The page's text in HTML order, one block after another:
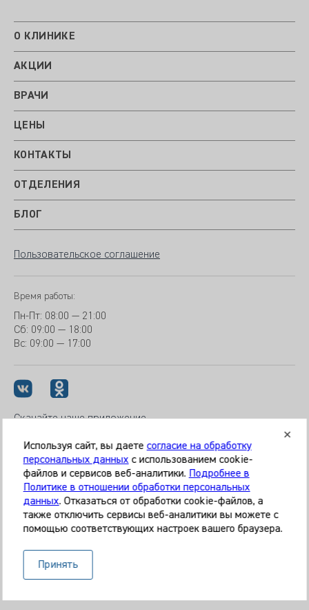
О КЛИНИКЕ
АКЦИИ
ВРАЧИ
ЦЕНЫ
КОНТАКТЫ
ОТДЕЛЕНИЯ
БЛОГ
Пользовательское соглашение
Время работы:
Пн-Пт: 08:00 — 21:00
Сб: 09:00 — 18:00
Вс: 09:00 — 17:00
Скачайте наше приложение
© 2026 Клиника «МЕДИКАЛ ОН ГРУП»
Все права защищены
Информация, представленная на сайте, является
постановки диагноза, назначения лечения. Необходима
очная консультация специалиста. Используя данный сайт,
вы даёте согласие на обработку ваших данных сервисом
Используя сайт, вы даете согласие на обработку
персональных данныхс использованием cookie-
файлов и сервисов веб-аналитики. Подробнее в
Политике в отношении обработки персональных
данных. Отказаться от обработки cookie-файлов, а
также отключить сервисы веб-аналитики вы можете с
помощью соответствующих настроек вашего браузера.
Принять